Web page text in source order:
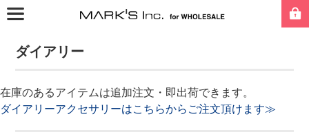
ダイアリー
在庫のあるアイテムは追加注文・即出荷できます。
ダイアリーアクセサリーはこちらからご注文頂けます≫